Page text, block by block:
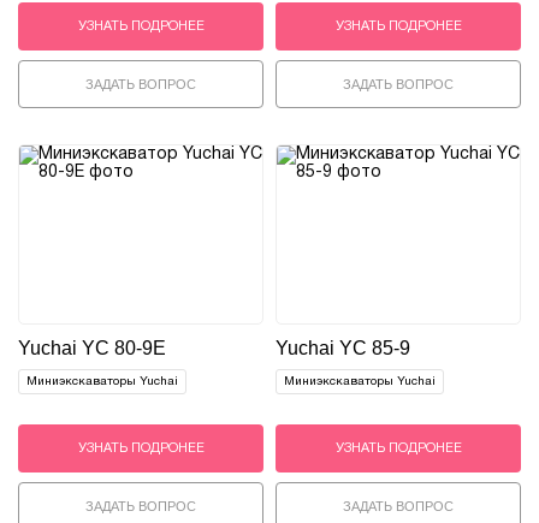
УЗНАТЬ ПОДРОНЕЕ
ЗАДАТЬ ВОПРОС
УЗНАТЬ ПОДРОНЕЕ
ЗАДАТЬ ВОПРОС
Yuchai YC 80-9E
Миниэкскаваторы Yuchai
УЗНАТЬ ПОДРОНЕЕ
ЗАДАТЬ ВОПРОС
Yuchai YC 85-9
Миниэкскаваторы Yuchai
УЗНАТЬ ПОДРОНЕЕ
ЗАДАТЬ ВОПРОС